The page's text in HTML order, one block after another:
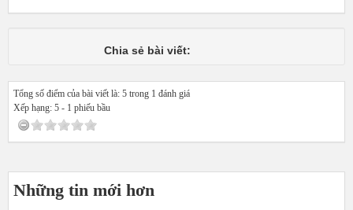
Chia sẻ bài viết:
Tổng số điểm của bài viết là: 5 trong 1 đánh giá
Xếp hạng: 5 - 1 phiếu bầu
Những tin mới hơn